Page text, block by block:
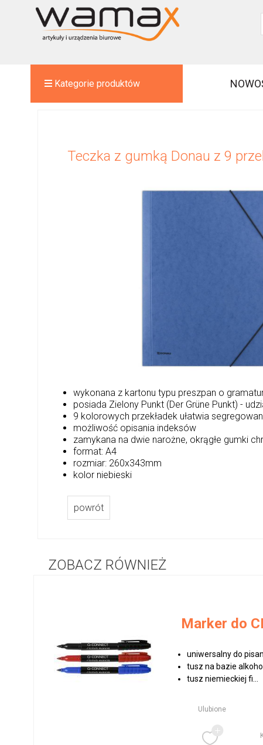
Kategorie produktów
Teczka z gumką Donau z 9
wykonana z kartonu typu preszpan o
posiada Zielony Punkt (Der Grüne Punkt) -
9 kolorowych przekładek ułatwia
możliwość opisania indeksów
zamykana na dwie narożne, okrągłe gumki
format: A4
rozmiar: 260x343mm
kolor niebieski
powrót
ZOBACZ RÓWNIEŻ
Marker do
uniwersalny do
tusz na bazie
tusz niemieckiej fi...
Ulubione